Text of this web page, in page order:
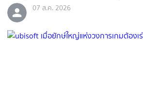
07 ส.ค. 2026